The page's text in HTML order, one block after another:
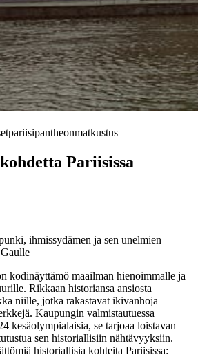
pariisipantheonmatkustus
Pariisissa
ihmissydämen ja sen unelmien
kodinäyttämö maailman hienoimmalle ja
Rikkaan historiansa ansiosta
niille, jotka rakastavat ikivanhoja
Kaupungin valmistautuessa
kesäolympialaisia, se tarjoaa loistavan
sen historiallisiin nähtävyyksiin.
historiallisia kohteita Pariisissa: